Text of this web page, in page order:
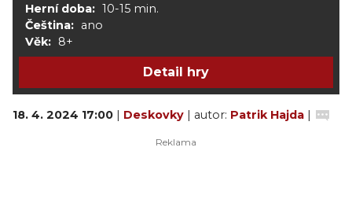
Herní doba: 10-15 min.
Čeština: ano
Věk: 8+
Detail hry
18. 4. 2024 17:00 | Deskovky | autor: Patrik Hajda |